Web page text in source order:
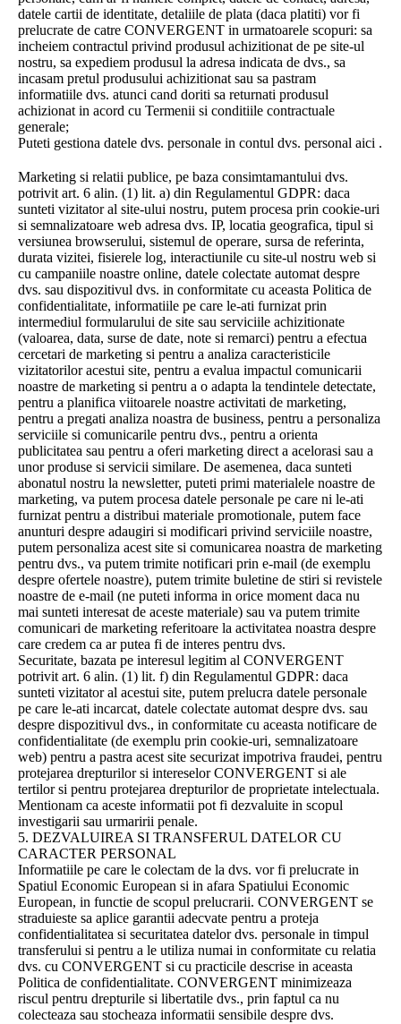
datele cartii de identitate, detaliile de plata (daca platiti) vor fi
prelucrate de catre CONVERGENT in urmatoarele scopuri: sa
incheiem contractul privind produsul achizitionat de pe site-ul
nostru, sa expediem produsul la adresa indicata de dvs., sa
incasam pretul produsului achizitionat sau sa pastram
informatiile dvs. atunci cand doriti sa returnati produsul
achizionat in acord cu Termenii si conditiile contractuale
generale;
Puteti gestiona datele dvs. personale in contul dvs. personal aici .
Marketing si relatii publice, pe baza consimtamantului dvs.
potrivit art. 6 alin. (1) lit. a) din Regulamentul GDPR: daca
sunteti vizitator al site-ului nostru, putem procesa prin cookie-uri
si semnalizatoare web adresa dvs. IP, locatia geografica, tipul si
versiunea browserului, sistemul de operare, sursa de referinta,
durata vizitei, fisierele log, interactiunile cu site-ul nostru web si
cu campaniile noastre online, datele colectate automat despre
dvs. sau dispozitivul dvs. in conformitate cu aceasta Politica de
confidentialitate, informatiile pe care le-ati furnizat prin
intermediul formularului de site sau serviciile achizitionate
(valoarea, data, surse de date, note si remarci) pentru a efectua
cercetari de marketing si pentru a analiza caracteristicile
vizitatorilor acestui site, pentru a evalua impactul comunicarii
noastre de marketing si pentru a o adapta la tendintele detectate,
pentru a planifica viitoarele noastre activitati de marketing,
pentru a pregati analiza noastra de business, pentru a personaliza
serviciile si comunicarile pentru dvs., pentru a orienta
publicitatea sau pentru a oferi marketing direct a acelorasi sau a
unor produse si servicii similare. De asemenea, daca sunteti
abonatul nostru la newsletter, puteti primi materialele noastre de
marketing, va putem procesa datele personale pe care ni le-ati
furnizat pentru a distribui materiale promotionale, putem face
anunturi despre adaugiri si modificari privind serviciile noastre,
putem personaliza acest site si comunicarea noastra de marketing
pentru dvs., va putem trimite notificari prin e-mail (de exemplu
despre ofertele noastre), putem trimite buletine de stiri si revistele
noastre de e-mail (ne puteti informa in orice moment daca nu
mai sunteti interesat de aceste materiale) sau va putem trimite
comunicari de marketing referitoare la activitatea noastra despre
care credem ca ar putea fi de interes pentru dvs.
Securitate, bazata pe interesul legitim al CONVERGENT
potrivit art. 6 alin. (1) lit. f) din Regulamentul GDPR: daca
sunteti vizitator al acestui site, putem prelucra datele personale
pe care le-ati incarcat, datele colectate automat despre dvs. sau
despre dispozitivul dvs., in conformitate cu aceasta notificare de
confidentialitate (de exemplu prin cookie-uri, semnalizatoare
web) pentru a pastra acest site securizat impotriva fraudei, pentru
protejarea drepturilor si intereselor CONVERGENT si ale
tertilor si pentru protejarea drepturilor de proprietate intelectuala.
Mentionam ca aceste informatii pot fi dezvaluite in scopul
investigarii sau urmaririi penale.
5. DEZVALUIREA SI TRANSFERUL DATELOR CU
CARACTER PERSONAL
Informatiile pe care le colectam de la dvs. vor fi prelucrate in
Spatiul Economic European si in afara Spatiului Economic
European, in functie de scopul prelucrarii. CONVERGENT se
straduieste sa aplice garantii adecvate pentru a proteja
confidentialitatea si securitatea datelor dvs. personale in timpul
transferului si pentru a le utiliza numai in conformitate cu relatia
dvs. cu CONVERGENT si cu practicile descrise in aceasta
Politica de confidentialitate. CONVERGENT minimizeaza
riscul pentru drepturile si libertatile dvs., prin faptul ca nu
colecteaza sau stocheaza informatii sensibile despre dvs.